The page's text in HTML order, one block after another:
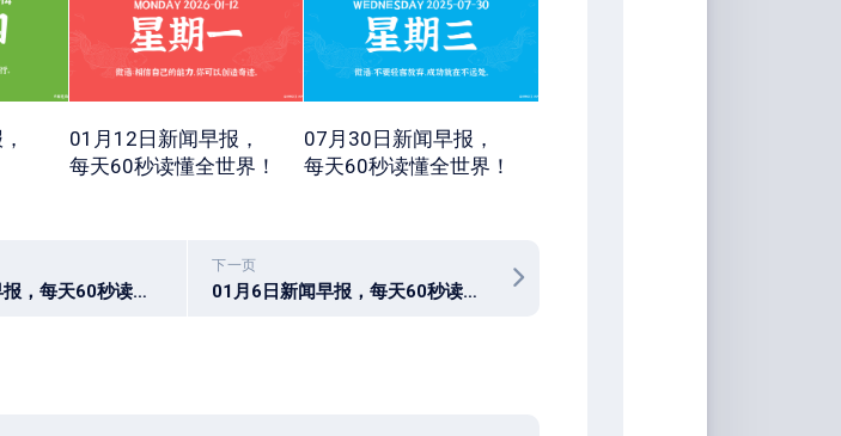
01月12日新闻早报，
每天60秒读懂全世界！
07月30日新闻早报，
每天60秒读懂全世界！
下一页
01月6日新闻早报，每天60秒读懂世界
01月4日新闻早报，每天60秒读懂世界